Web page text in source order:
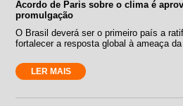
Acordo de Paris sobre o clima é
promulgação
O Brasil deverá ser o primeiro país a
fortalecer a resposta global à ameaça
LER MAIS